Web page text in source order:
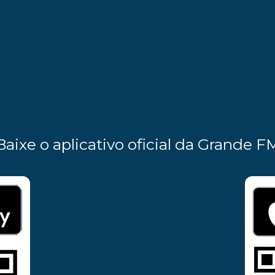
o aplicativo oficial da Grande